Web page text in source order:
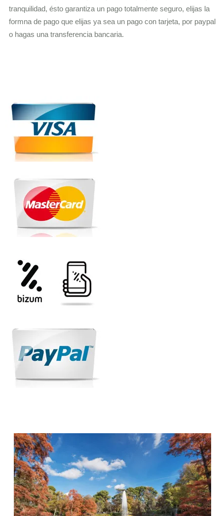
tranquilidad, ésto garantiza un pago totalmente seguro, elijas la
formna de pago que elijas ya sea un pago con tarjeta, por paypal
o hagas una transferencia bancaria.